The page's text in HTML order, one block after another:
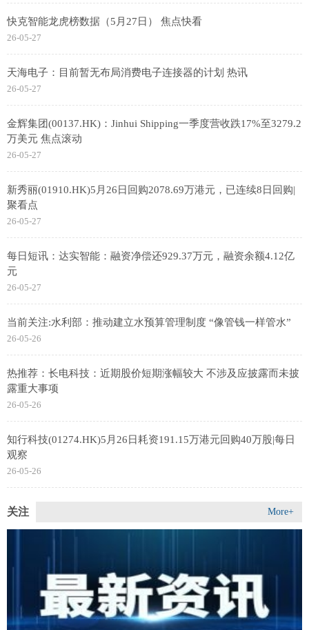
快克智能龙虎榜数据（5月27日） 焦点快看
26-05-27
天海电子：目前暂无布局消费电子连接器的计划 热讯
26-05-27
金辉集团(00137.HK)：Jinhui Shipping一季度营收跌17%至3279.2
万美元 焦点滚动
26-05-27
新秀丽(01910.HK)5月26日回购2078.69万港元，已连续8日回购|
聚看点
26-05-27
每日短讯：达实智能：融资净偿还929.37万元，融资余额4.12亿
元
26-05-27
当前关注:水利部：推动建立水预算管理制度 “像管钱一样管水”
26-05-26
热推荐：长电科技：近期股价短期涨幅较大 不涉及应披露而未披
露重大事项
26-05-26
知行科技(01274.HK)5月26日耗资191.15万港元回购40万股|每日
观察
26-05-26
关注 More+